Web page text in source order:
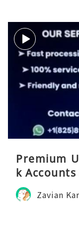
Premium
k
Zavian